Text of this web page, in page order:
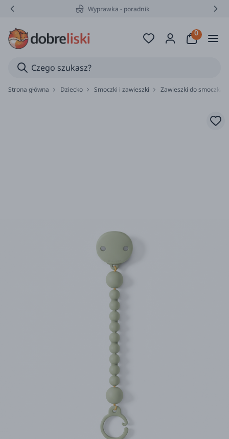
Wyprawka - poradnik
Strona główna Dziecko Smoczki i zawieszki Zawieszki do smoczka